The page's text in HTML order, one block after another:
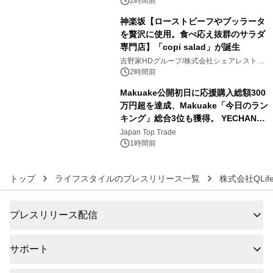
神楽坂【ローストビーフやブッラータ
を贅沢に使用。食べ応え抜群のサラダ
専門店】「copi salad」が誕生
吉野家HDグループ/株式会社シェアレストラ
ン 2時間前
Makuake公開初日に応援購入総額300
万円超を達成、Makuake「今日のラン
キング」総合3位も獲得。 YECHAN音
浴シンギングボウル第2弾の大型サイ
ズ（XL・2XL・3XL）を先行販売中
Japan Top Trade
1時間前
トップ ライフスタイルのプレスリリース一覧 株式会社
プレスリリース配信
サポート